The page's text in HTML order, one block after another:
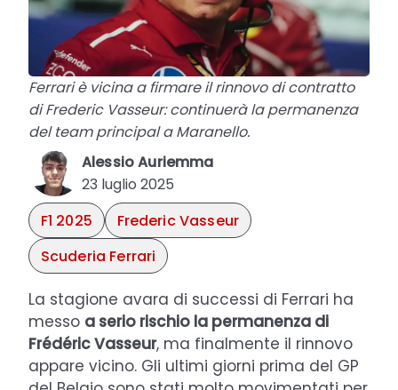
Ferrari è vicina a firmare il rinnovo di contratto
di Frederic Vasseur: continuerà la permanenza
del team principal a Maranello.
Alessio Auriemma
23 luglio 2025
F1 2025
Frederic Vasseur
Scuderia Ferrari
La stagione avara di successi di Ferrari ha
messo a serio rischio la permanenza di
FrédéricVasseur, ma finalmente il rinnovo
appare vicino. Gli ultimi giorni prima del GP